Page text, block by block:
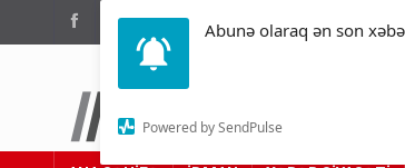
Abunə olaraq ən son
Powered by SendPulse
Türküstan.az
Adımız yolumuzdur